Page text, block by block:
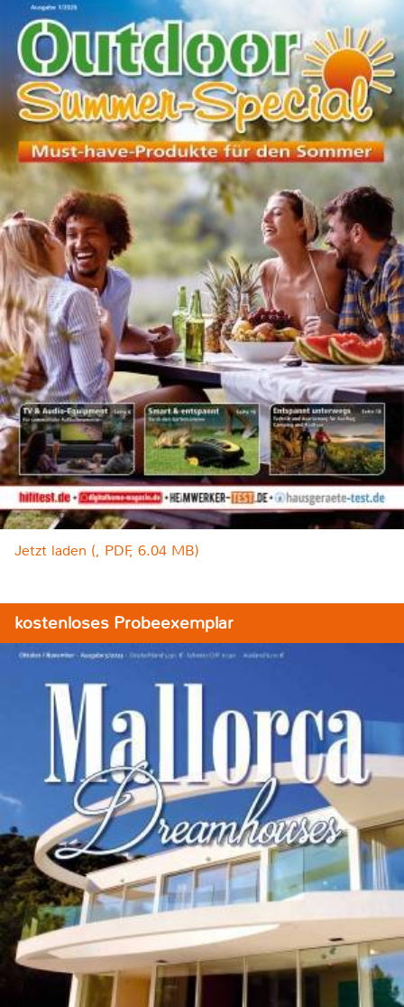
Jetzt laden (, PDF, 6.04 MB)
kostenloses Probeexemplar